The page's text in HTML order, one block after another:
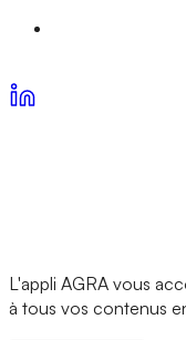
L'appli AGRA vous
à tous vos contenus